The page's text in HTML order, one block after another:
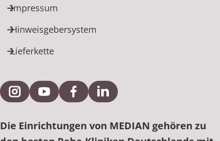
Impressum
Hinweisgebersystem
Lieferkette
Externe Verlinkung zu Instagram
Externe Verlinkung zu YouTube
Externe Verlinkung zu Facebook
Externe Verlinkung zu
Die Einrichtungen von MEDIAN gehören zu